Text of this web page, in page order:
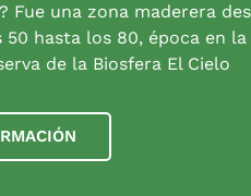
Fue una zona maderera
50 hasta los 80, época en
de la Biosfera El Cielo